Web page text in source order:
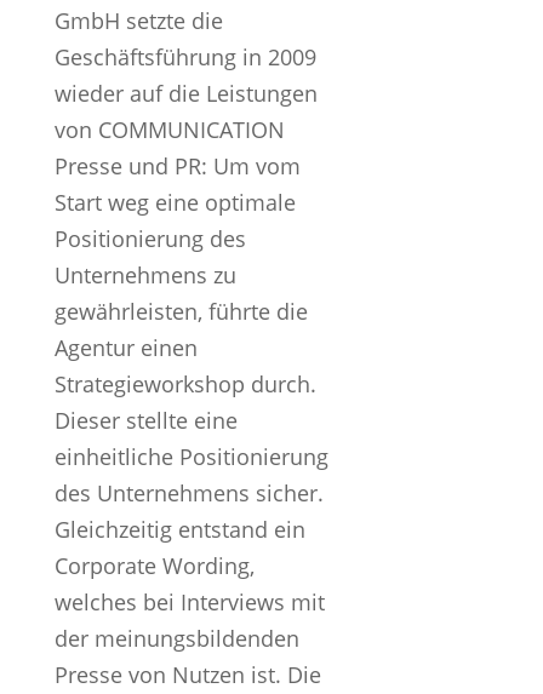
GmbH setzte die
Geschäftsführung in 2009
wieder auf die Leistungen
von COMMUNICATION
Presse und PR: Um vom
Start weg eine optimale
Positionierung des
Unternehmens zu
gewährleisten, führte die
Agentur einen
Strategieworkshop durch.
Dieser stellte eine
einheitliche Positionierung
des Unternehmens sicher.
Gleichzeitig entstand ein
Corporate Wording,
welches bei Interviews mit
der meinungsbildenden
Presse von Nutzen ist. Die